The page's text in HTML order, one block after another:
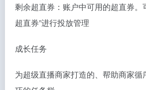
剩余超直券：账户中可用的超直券。
超直券”进行投放管理
成长任务
为超级直播商家打造的、帮助商家